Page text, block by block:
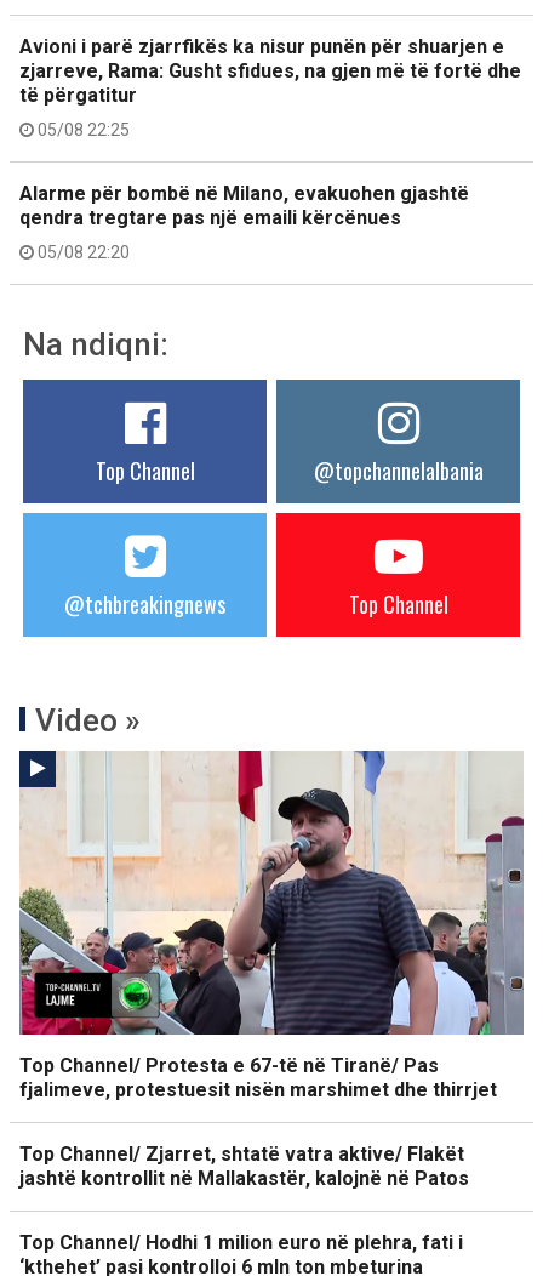
Avioni i parë zjarrfikës ka nisur punën për shuarjen e
zjarreve, Rama: Gusht sfidues, na gjen më të fortë dhe
të përgatitur
05/08 22:25
Alarme për bombë në Milano, evakuohen gjashtë
qendra tregtare pas një emaili kërcënues
05/08 22:20
Na ndiqni:
Top Channel @topchannelalbania
@tchbreakingnews Top Channel
Video »
Top Channel/ Protesta e 67-të në Tiranë/ Pas
fjalimeve, protestuesit nisën marshimet dhe thirrjet
Top Channel/ Zjarret, shtatë vatra aktive/ Flakët
jashtë kontrollit në Mallakastër, kalojnë në Patos
Top Channel/ Hodhi 1 milion euro në plehra, fati i
‘kthehet’ pasi kontrolloi 6 mln ton mbeturina